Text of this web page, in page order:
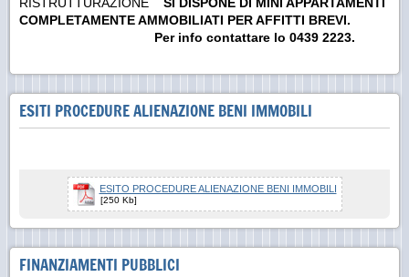
COMPLETAMENTE AMMOBILIATI PER AFFITTI BREVI.
Per info contattare lo 0439 2223.
ESITI PROCEDURE ALIENAZIONE BENI IMMOBILI
ESITO PROCEDURE ALIENAZIONE BENI IMMOBILI
[250 Kb]
FINANZIAMENTI PUBBLICI